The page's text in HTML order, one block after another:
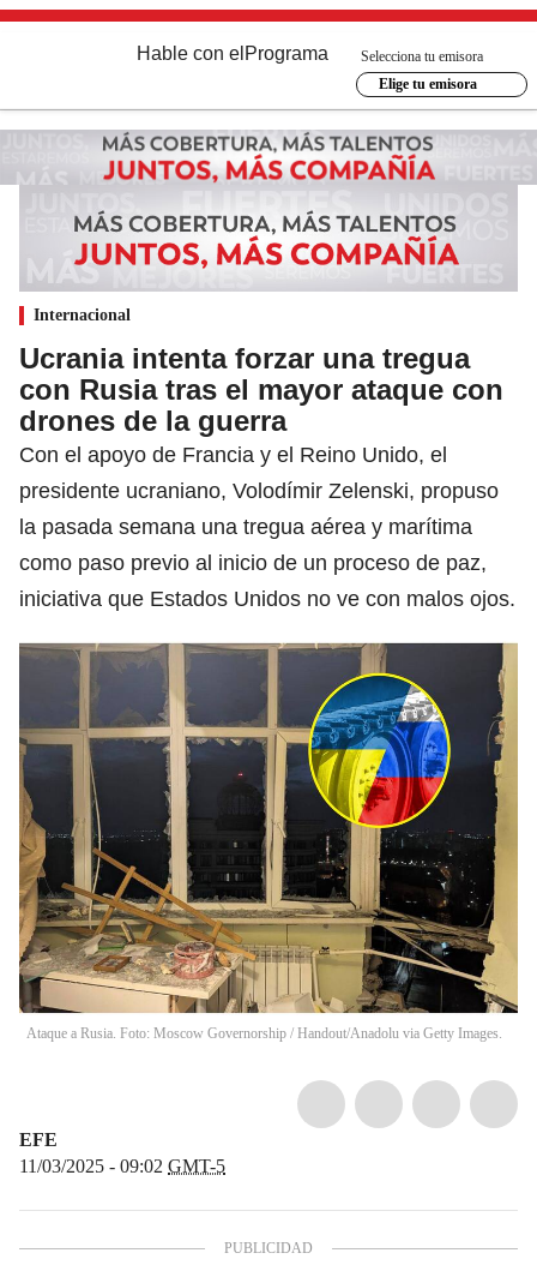
Hable con el Programa
Selecciona tu emisora
Elige tu emisora
Internacional
Ucrania intenta forzar una tregua
con Rusia tras el mayor ataque con
drones de la guerra
Con el apoyo de Francia y el Reino Unido, el
presidente ucraniano, Volodímir Zelenski, propuso
la pasada semana una tregua aérea y marítima
como paso previo al inicio de un proceso de paz,
iniciativa que Estados Unidos no ve con malos ojos.
Ataque a Rusia. Foto: Moscow Governorship / Handout/Anadolu via Getty Images.
EFE
11/03/2025 - 09:02 GMT-5